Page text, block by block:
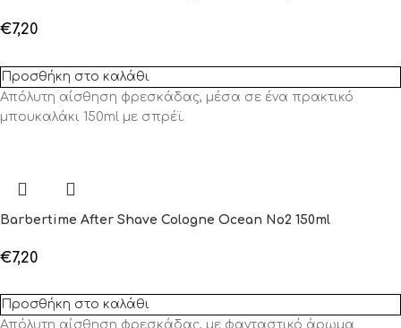
€7,20
Προσθήκη στο καλάθι
Απόλυτη αίσθηση φρεσκάδας, μέσα σε ένα πρακτικό
μπουκαλάκι 150ml με σπρέϊ.
Barbertime After Shave Cologne Ocean No2 150ml
€7,20
Προσθήκη στο καλάθι
Απόλυτη αίσθηση φρεσκάδας, με φανταστικό άρωμα